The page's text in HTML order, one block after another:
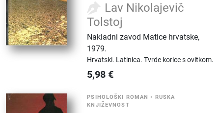
Lav Nikolajevič
Tolstoj
Nakladni zavod Matice hrvatske,
1979.
Hrvatski. Latinica.Tvrde korice s ovitkom.
5,98 €
PSIHOLOŠKI ROMAN • RUSKA
KNJIŽEVNOST